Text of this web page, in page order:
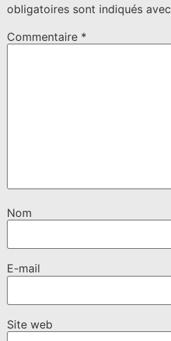
obligatoires sont indiqués avec
Commentaire *
Nom
E-mail
Site web